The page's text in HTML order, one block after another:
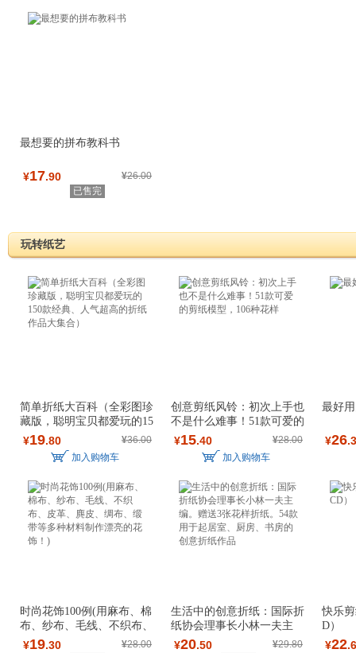
最想要的拼布教科书
¥17.90 ¥26.00
已售完
玩转纸艺
简单折纸大百科（全彩图珍
藏版，聪明宝贝都爱玩的15
0款经典、人
¥19.80 ¥36.00
加入购物车
创意剪纸风铃：初次上手也
不是什么难事！51款可爱的
剪纸模型，10
¥15.40 ¥28.00
加入购物车
最好
¥26
时尚花饰100例(用麻布、棉
布、纱布、毛线、不织布、
皮革、麂皮、
¥19.30 ¥28.00
生活中的创意折纸：国际折
纸协会理事长小林一夫主
编。赠送3张花
¥20.50 ¥29.80
快乐
D）
¥22